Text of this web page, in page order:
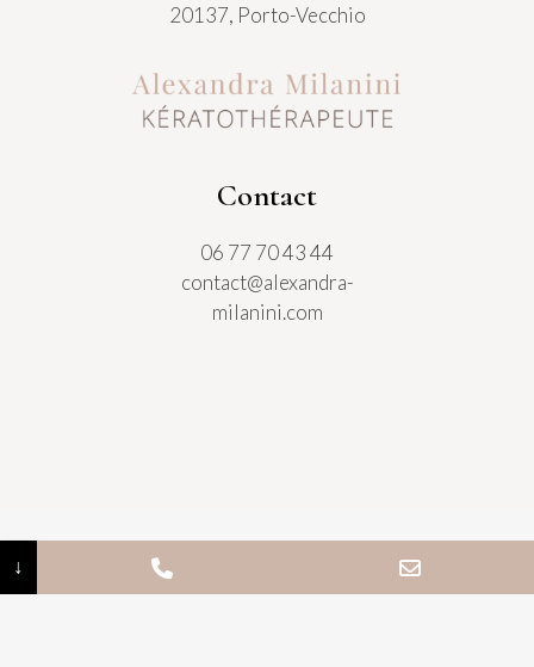
20137, Porto-Vecchio
Contact
06 77 70 43 44
contact@alexandra-
milanini.com
↓